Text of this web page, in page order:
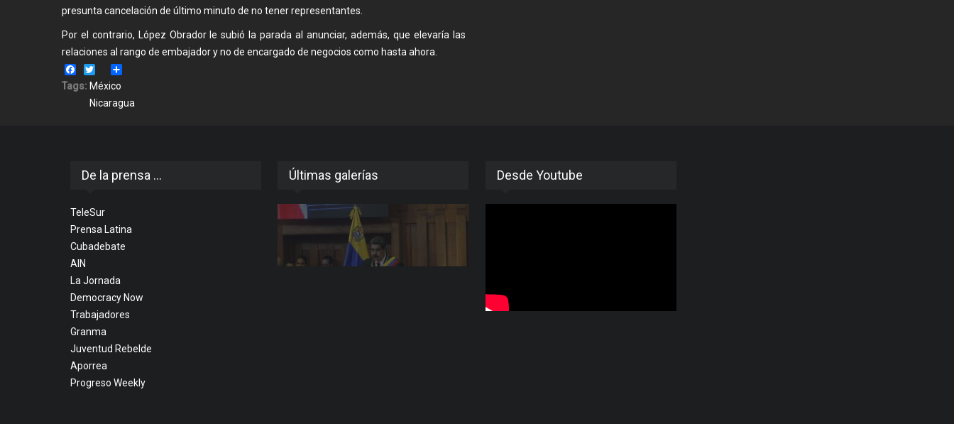
presunta cancelación de último minuto de no tener representantes.
Por el contrario, López Obrador le subió la parada al anunciar, además, que elevaría las
relaciones al rango de embajador y no de encargado de negocios como hasta ahora.
Facebook
Twitter
Tags: México
Nicaragua
De la prensa ...
TeleSur
Prensa Latina
Cubadebate
AIN
La Jornada
Democracy Now
Trabajadores
Granma
Juventud Rebelde
Aporrea
Progreso Weekly
Últimas galerías Desde Youtube